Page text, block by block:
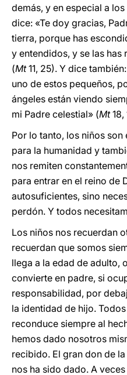
demás, y en especial a
dice: «Te doy gracias,
tierra, porque has
y entendidos, y se las
(Mt11, 25). Y dice
uno de estos pequeños,
ángeles están viendo
mi Padre celestial» (Mt18,
Por lo tanto, los niños son
para la humanidad y
nos remiten
para entrar en el reino de
autosuficientes, sino
perdón. Y todos
Los niños nos recuerdan
recuerdan que somos
llega a la edad de adulto,
convierte en padre, si
responsabilidad, por
la identidad de hijo.
reconduce siempre al
hemos dado nosotros
recibido. El gran don de
nos ha sido dado. A